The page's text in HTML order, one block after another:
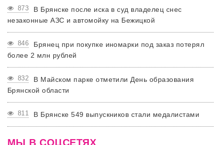
873
В Брянске после иска в суд владелец снес
незаконные АЗС и автомойку на Бежицкой
846
Брянец при покупке иномарки под заказ потерял
более 2 млн рублей
832
В Майском парке отметили День образования
Брянской области
811 В Брянске 549 выпускников стали медалистами
МЫ В СОЦСЕТЯХ